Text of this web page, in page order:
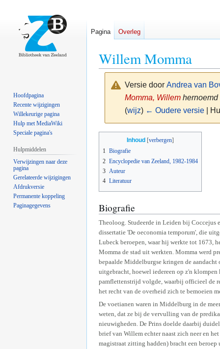
Willem Momma
Versie door Andrea van
Momma, Willemhernoemd
(wijz) ← Oudere versie|
navigatie
springen
zoeken
springen
Inhoud
1 Biografie
2 Encyclopedie van Zeeland, 1982-1984
3 Auteur
4 Literatuur
Biografie
Theoloog. Studeerde in Leiden bij Coccejus
dissertatie 'De oeconomia temporum', die
Lubeck beroepen, waar hij werkte tot 1673,
Momma de stad uit werkten. Momma werd
bepaalde Middelburgse kringen de aandacht
uitgebracht, hoewel iedereen op z'n
pamflettenstrijd volgde, waarbij officieel de
het recht van de overheid zich te bemoeien
De voetianen waren in Middelburg in de
weten, dat ze bij de vervulling van de
nieuwigheden. De Prins doelde daarbij
brief van Willem echter naast zich neer en
magistraat zitting hadden) bracht een
Pagina Overleg
Hoofdpagina
Recente wijzigingen
Willekeurige pagina
Hulp met MediaWiki
Speciale pagina's
Hulpmiddelen
Verwijzingen naar deze
pagina
Gerelateerde wijzigingen
Afdrukversie
Permanente koppeling
Paginagegevens